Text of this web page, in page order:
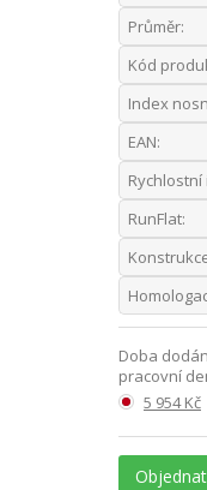
Průměr:
Kód
Index
EAN:
Rychlostní
RunFlat:
Doba
pracovní
5 954 Kč
Objednat